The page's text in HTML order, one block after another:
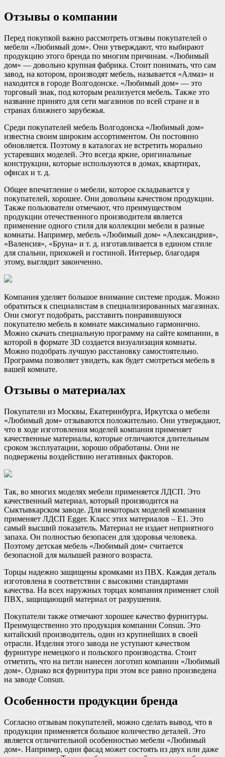
Отзывы о компании
Перед покупкой важно рассмотреть отзывы покупателей о
мебели «Любимый дом». Они утверждают, что выбирают
продукцию этого бренда по многим причинам. «Любимый
дом» — довольно крупная фабрика. Стоит понимать, что сам
завод, на котором, производят мебель, называется «Алмаз» и
находится в городе Волгодонске. «Любимый дом» — это
торговый знак, под которым реализуется мебель. Также это
название принято для сети магазинов по всей стране и в
странах ближнего зарубежья.
Среди покупателей мебель Волгодонска «Любимый дом»
известна своим широким ассортиментом. Он постоянно
обновляется. Поэтому в каталогах не встретить морально
устаревших моделей. Это всегда яркие, оригинальные
конструкции, которые используются в домах, квартирах,
офисах и т. д.
Общее впечатление о мебели, которое складывается у
покупателей, хорошее. Они довольны качеством продукции.
Также пользователи отмечают, что преимуществом
продукции отечественного производителя является
применение одного стиля для коллекции мебели в разные
комнаты. Например, мебель «Любимый дом» «Александрия»,
«Валенсия», «Бруна» и т. д. изготавливается в едином стиле
для спальни, прихожей и гостиной. Интерьер, благодаря
этому, выглядит законченно.
Компания уделяет большое внимание системе продаж. Можно
обратиться к специалистам в специализированных магазинах.
Они смогут подобрать, расставить понравившуюся
покупателю мебель в комнате максимально гармонично.
Можно скачать специальную программу на сайте компании, в
которой в формате 3D создается визуализация комнаты.
Можно подобрать лучшую расстановку самостоятельно.
Программа позволяет увидеть, как будет смотреться мебель в
вашей комнате.
Отзывы о материалах
Покупатели из Москвы, Екатеринбурга, Иркутска о мебели
«Любимый дом» отзываются положительно. Они утверждают,
что в ходе изготовления моделей компания применяет
качественные материалы, которые отличаются длительным
сроком эксплуатации, хорошо обработаны. Они не
подвержены воздействию негативных факторов.
Так, во многих моделях мебели применяется ЛДСП. Это
качественный материал, который производится на
Сыктывкарском заводе. Для некоторых моделей компания
применяет ЛДСП Egger. Класс этих материалов – Е1. Это
самый высший показатель. Материал не издает неприятного
запаха. Он полностью безопасен для здоровья человека.
Поэтому детская мебель «Любимый дом» считается
безопасной для малышей разного возраста.
Торцы надежно защищены кромками из ПВХ. Каждая деталь
изготовлена в соответствии с высокими стандартами
качества. На всех наружных торцах компания применяет слой
ПВХ, защищающий материал от разрушения.
Покупатели также отмечают хорошее качество фурнитуры.
Преимущественно это продукция компании Consun. Это
китайский производитель, один из крупнейших в своей
отрасли. Изделия этого завода не уступают качеством
фурнитуре немецкого и польского производства. Стоит
отметить, что на петли нанесен логотип компании «Любимый
дом». Однако вся фурнитура при этом все равно произведена
на заводе Consun.
Особенности продукции бренда
Согласно отзывам покупателей, можно сделать вывод, что в
продукции применяется большое количество деталей. Это
является отличительной особенностью мебели «Любимый
дом». Например, один фасад может состоять из двух или даже